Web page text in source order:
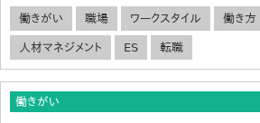
働きがい 職場 ワークスタイル 働き方
人材マネジメント ES 転職
働きがい